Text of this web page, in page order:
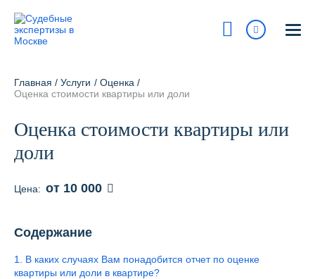
На карте
Сегодня: 9:00 - 18:00
Услуги
Блог
Главная / Услуги / Оценка /
Оценка стоимости квартиры или доли
Оценка стоимости квартиры или
доли
Цена: от 10 000
Содержание
1. В каких случаях Вам понадобится отчет по оценке
квартиры или доли в квартире?